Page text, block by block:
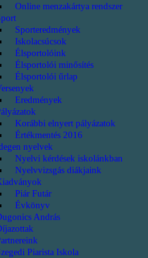
Online menzakártya rendszer
Sporteredmények
Iskolacsúcsok
Élsportolóink
Élsportolói minősítés
Élsportolói űrlap
Eredmények
Korábbi elnyert pályázatok
Értékmentés 2016
nyelvek
Nyelvi kérdések iskolánkban
Nyelvvizsgás diákjaink
Piár Futár
Évkönyv
András
Piarista Iskola